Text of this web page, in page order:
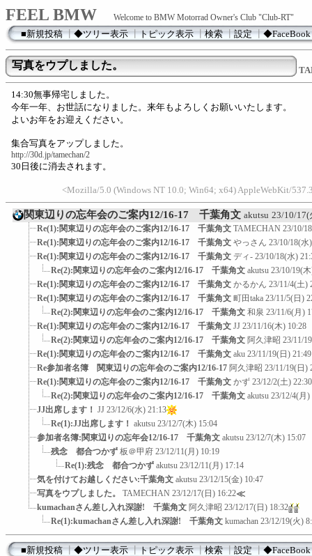
FEEL BMW Welcome to BMW Motorrad Owner's Club "Club-RT"
■新規投稿┃◆ツリー表示┃トピック表示┃検索┃設定┃◆FaceBook
写真をウプしました。
14:30無事帰宅しました。
今年一年、お世話になりました。来年もよろしくお願いいたします。
よいお年をお迎えください。
集合写真をアップしました。
http://30d.jp/tamechan/2
30日後に消去されます。
<Mozilla/5.0 (Windows NT 10.0; Win64; x64) AppleWebKit/
関東辺りの忘年会のご案内12/16-17 千葉角文 akutsu 23/10/17(
Re(1):関東辺りの忘年会のご案内12/16-17 千葉角文 TAMECHAN 23/10/
Re(1):関東辺りの忘年会のご案内12/16-17 千葉角文 やっさん 23/10/18(水
Re(1):関東辺りの忘年会のご案内12/16-17 千葉角文 ディ- 23/10/18(水)
Re(2):関東辺りの忘年会のご案内12/16-17 千葉角文 akutsu 23/10/19(
Re(1):関東辺りの忘年会のご案内12/16-17 千葉角文 かるかん 23/11/4(土)
Re(1):関東辺りの忘年会のご案内12/16-17 千葉角文 町田taka 23/11/5(日)
Re(2):関東辺りの忘年会のご案内12/16-17 千葉角文 和泉 23/11/6(月)
Re(1):関東辺りの忘年会のご案内12/16-17 千葉角文 JJ 23/11/16(木) 10:28
Re(2):関東辺りの忘年会のご案内12/16-17 千葉角文 阿久津昭 23/11/
Re(1):関東辺りの忘年会のご案内12/16-17 千葉角文 aku 23/11/19(日) 21:49
Re参加者名簿 関東辺りの忘年会のご案内12/16-17 阿久津昭 23/11/19(日)
Re(1):関東辺りの忘年会のご案内12/16-17 千葉角文 かず 23/12/2(土) 22:30
Re(2):関東辺りの忘年会のご案内12/16-17 千葉角文 akutsu 23/12/4(月)
JJ出席します！ JJ 23/12/6(水) 21:13
Re(1):JJ出席します！ akutsu 23/12/7(木) 15:04
参加者名簿:関東辺りの忘年会12/16-17 千葉角文 akutsu 23/12/7(木) 15:07
残念 都合つかず 板＠甲府 23/12/11(月) 10:19
Re(1):残念 都合つかず akutsu 23/12/11(月) 17:14
気を付けてお越しください:千葉角文 akutsu 23/12/15(金) 10:47
写真をウプしました。
TAMECHAN 23/12/17(日) 16:22≪
kumachanさん差し入れ深謝! 千葉角文 阿久津昭 23/12/17(日) 18:32
Re(1):kumachanさん差し入れ深謝! 千葉角文 kumachan 23/12/19(火)
■新規投稿┃◆ツリー表示┃トピック表示┃検索┃設定┃◆FaceBook